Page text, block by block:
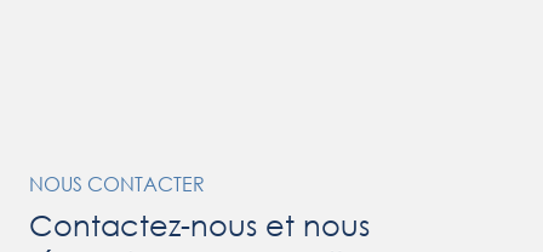
NOUS CONTACTER
Contactez-nous et nous